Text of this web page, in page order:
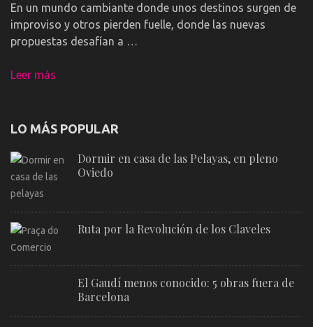
En un mundo cambiante donde unos destinos surgen de
improviso y otros pierden fuelle, donde las nuevas
propuestas desafían a …
Leer más
LO MÁS POPULAR
Dormir en casa de las Pelayas, en pleno
Oviedo
Ruta por la Revolución de los Claveles
El Gaudí menos conocido: 5 obras fuera de
Barcelona